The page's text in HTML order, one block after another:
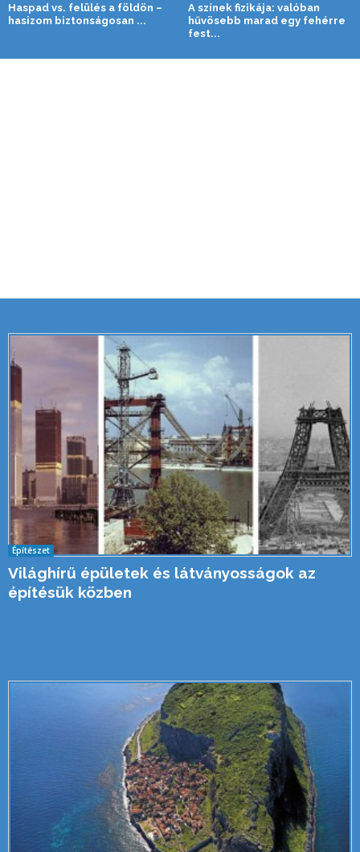
Haspad vs. felülés a földön –
hasizom biztonságosan ...
A színek fizikája: valóban
hűvösebb marad egy fehérre
fest...
Építészet
Világhírű épületek és látványosságok az
építésük közben